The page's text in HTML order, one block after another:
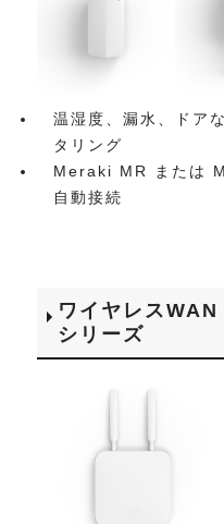
温湿度、漏水、ドア
タリング
Meraki MR または
自動接続
ワイヤレス
シリーズ